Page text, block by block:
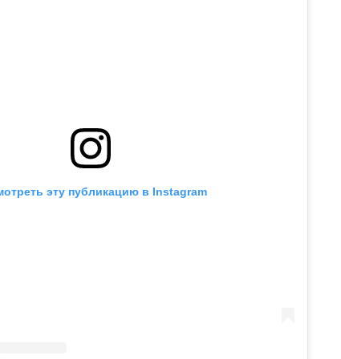
эту публикацию в Instagram